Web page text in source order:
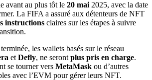
avant au plus tôt le 20 mai 2025, avec la date
La FIFA a assuré aux détenteurs de NFT
instructions claires sur les étapes à suivre
les wallets basés sur le réseau
et Defly, ne seront plus pris en charge.
se tourner vers MetaMask ou d’autres
avec l’EVM pour gérer leurs NFT.